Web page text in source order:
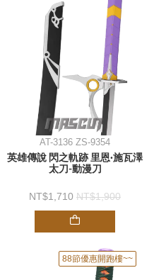
AT-3136 ZS-9354
英雄傳說 閃之軌跡 里恩·施瓦澤
太刀-動漫刀
1,710 1,900
88節優惠開跑樓~~